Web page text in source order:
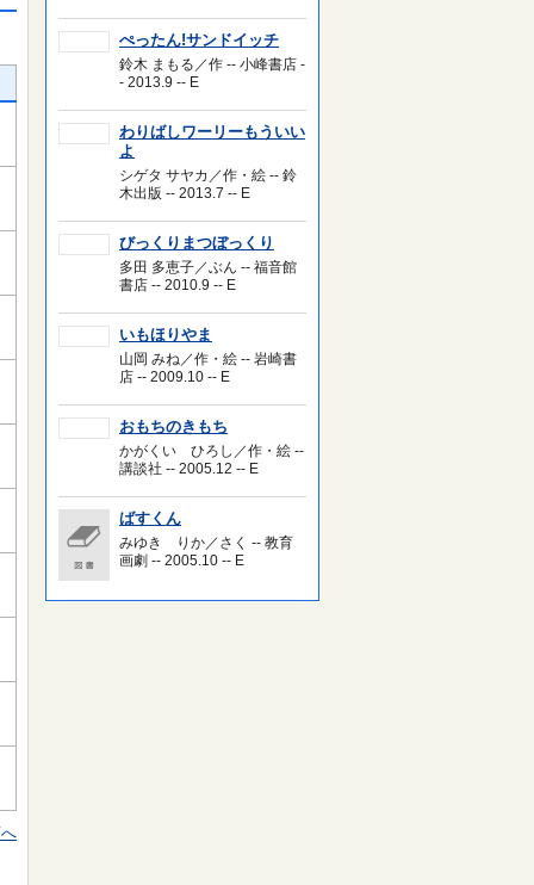
ぺったん!サンドイッチ
鈴木 まもる／作 -- 小峰書店 -
- 2013.9 -- E
わりばしワーリーもういい
よ
シゲタ サヤカ／作・絵 -- 鈴
木出版 -- 2013.7 -- E
びっくりまつぼっくり
多田 多恵子／ぶん -- 福音館
書店 -- 2010.9 -- E
いもほりやま
山岡 みね／作・絵 -- 岩崎書
店 -- 2009.10 -- E
おもちのきもち
かがくい ひろし／作・絵 --
講談社 -- 2005.12 -- E
ばすくん
みゆき りか／さく -- 教育
画劇 -- 2005.10 -- E